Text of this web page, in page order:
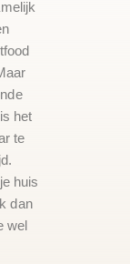
het
te
huis
dan
wel